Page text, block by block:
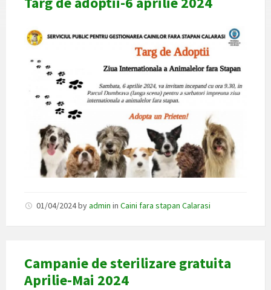
01/04/2024byadmin in Caini fara stapan Calarasi
Campanie de sterilizare gratuita
Aprilie-Mai 2024